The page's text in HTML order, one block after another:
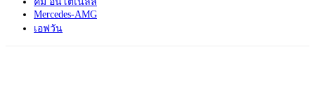
Mercedes-AMG
เอฟวัน